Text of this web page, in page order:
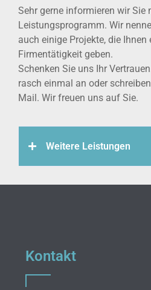
Sehr gerne informieren wir Sie
Leistungsprogramm. Wir
auch einige Projekte, die
Firmentätigkeit geben.
Schenken Sie uns Ihr
rasch einmal an oder
Mail. Wir freuen uns auf Sie.
Weitere Leistungen
Kontakt